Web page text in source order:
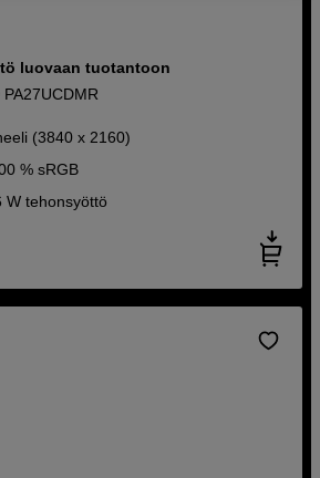
luovaan tuotantoon
(3840 x 2160)
% sRGB
W tehonsyöttö